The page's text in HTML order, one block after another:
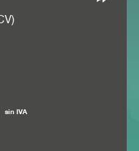
sin IVA